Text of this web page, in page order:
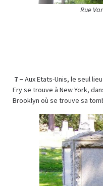
Rue
7 – Aux Etats-Unis, le seul
Fry se trouve à New York,
Brooklyn où se trouve sa